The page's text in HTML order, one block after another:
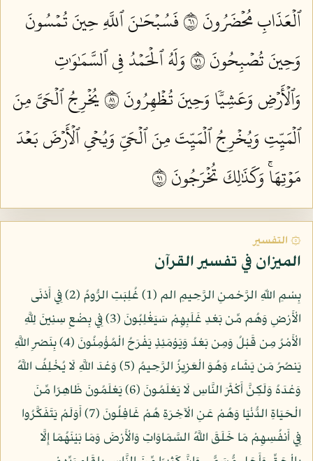
ٱلۡعَذَابِ مُحۡضَرُونَ ١٦
فَسُبۡحَٰنَ ٱللَّهِ حِينَ تُمۡسُونَ
وَحِينَ تُصۡبِحُونَ ١٧
وَلَهُ ٱلۡحَمۡدُ فِي ٱلسَّمَٰوَٰتِ
وَٱلۡأَرۡضِ وَعَشِيّٗا وَحِينَ تُظۡهِرُونَ ١٨
يُخۡرِجُ ٱلۡحَيَّ مِنَ
ٱلۡمَيِّتِ وَيُخۡرِجُ ٱلۡمَيِّتَ مِنَ ٱلۡحَيِّ وَيُحۡيِ ٱلۡأَرۡضَ بَعۡدَ
مَوۡتِهَاۚ وَكَذَٰلِكَ تُخۡرَجُونَ ١٩
۞ التفسير
الميزان في تفسير القرآن
بِسْمِ اللّهِ الرَّحْمنِ الرَّحِيمِ الم (1) غُلِبَتِ الرُّومُ (2) فِي أَدْنَى
الْأَرْضِ وَهُم مِّن بَعْدِ غَلَبِهِمْ سَيَغْلِبُونَ (3) فِي بِضْعِ سِنِينَ لِلَّهِ
الْأَمْرُ مِن قَبْلُ وَمِن بَعْدُ وَيَوْمَئِذٍ يَفْرَحُ الْمُؤْمِنُونَ (4) بِنَصْرِ اللَّهِ
يَنصُرُ مَن يَشَاء وَهُوَ الْعَزِيزُ الرَّحِيمُ (5) وَعْدَ اللَّهِ لَا يُخْلِفُ اللَّهُ
وَعْدَهُ وَلَكِنَّ أَكْثَرَ النَّاسِ لَا يَعْلَمُونَ (6) يَعْلَمُونَ ظَاهِرًا مِّنَ
الْحَيَاةِ الدُّنْيَا وَهُمْ عَنِ الْآخِرَةِ هُمْ غَافِلُونَ (7) أَوَلَمْ يَتَفَكَّرُوا
فِي أَنفُسِهِمْ مَا خَلَقَ اللَّهُ السَّمَاوَاتِ وَالْأَرْضَ وَمَا بَيْنَهُمَا إِلَّا